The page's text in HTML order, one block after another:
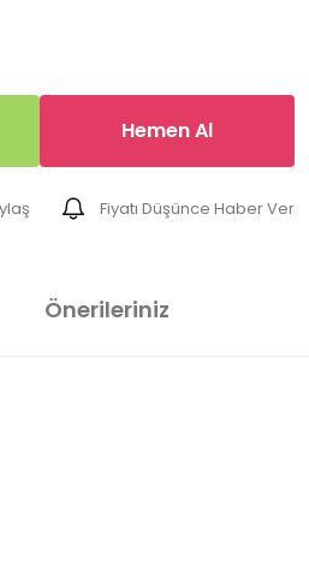
Hemen Al
Fiyatı Düşünce Haber Ver
Önerileriniz